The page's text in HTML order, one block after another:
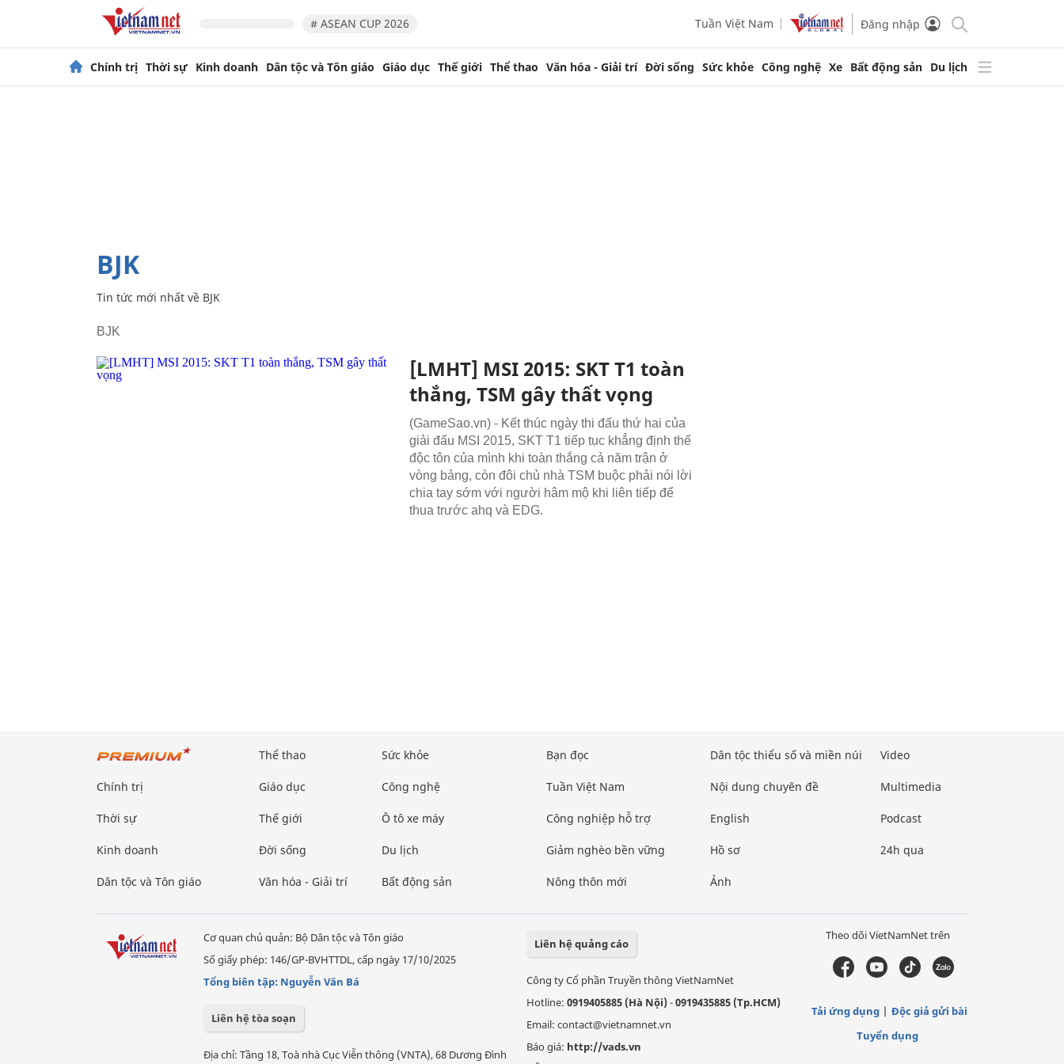
# ASEAN CUP 2026 Tuần Việt Nam Đăng nhập
Chính trị Thời sự Kinh doanh Dân tộc và Tôn giáo Giáo dục Thế giới Thể thao Văn hóa - Giải trí Đời sống Sức khỏe Công nghệ Xe Bất động sản Du lịch
BJK
Tin tức mới nhất về BJK
BJK
[LMHT] MSI 2015: SKT T1 toàn
thắng, TSM gây thất vọng
(GameSao.vn) - Kết thúc ngày thi đấu thứ hai của
giải đấu MSI 2015, SKT T1 tiếp tục khẳng định thế
độc tôn của mình khi toàn thắng cả năm trận ở
vòng bảng, còn đôi chủ nhà TSM buộc phải nói lời
chia tay sớm với người hâm mộ khi liên tiếp để
thua trước ahq và EDG.
Chính trị
Thời sự
Kinh doanh
Dân tộc và Tôn giáo
Thể thao
Giáo dục
Thế giới
Đời sống
Văn hóa - Giải trí
Sức khỏe
Công nghệ
Ô tô xe máy
Du lịch
Bất động sản
Bạn đọc
Tuần Việt Nam
Công nghiệp hỗ trợ
Giảm nghèo bền vững
Nông thôn mới
Dân tộc thiểu số và miền núi
Nội dung chuyên đề
English
Hồ sơ
Ảnh
Video
Multimedia
Podcast
24h qua
Cơ quan chủ quản: Bộ Dân tộc và Tôn giáo
Số giấy phép: 146/GP-BVHTTDL, cấp ngày 17/10/2025
Tổng biên tập: Nguyễn Văn Bá
Liên hệ tòa soạn
Địa chỉ: Tầng 18, Toà nhà Cục Viễn thông (VNTA), 68 Dương Đình
Liên hệ quảng cáo
Công ty Cổ phần Truyền thông VietNamNet
Hotline: 0919405885 (Hà Nội)-0919435885 (Tp.HCM)
Email: contact@vietnamnet.vn
Báo giá: http://vads.vn
Theo dõi VietNamNet trên
Tải ứng dụng
Độc giả gửi bài
Tuyển dụng